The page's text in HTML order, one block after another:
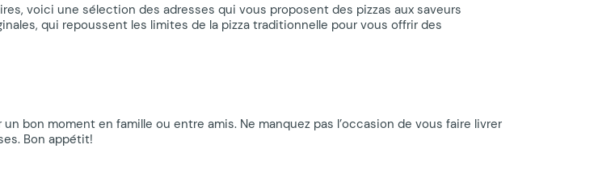
voici une sélection des adresses qui vous proposent des pizzas aux saveurs
qui repoussent les limites de la pizza traditionnelle pour vous offrir des
bon moment en famille ou entre amis. Ne manquez pas l’occasion de vous faire livrer
Bon appétit!